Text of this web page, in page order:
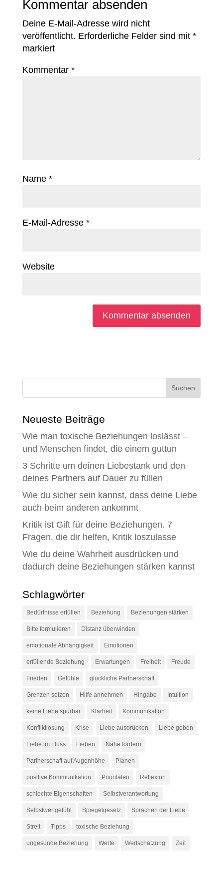
Kommentar absenden
Deine E-Mail-Adresse wird nicht
veröffentlicht. Erforderliche Felder sind mit *
markiert
Kommentar *
Name *
E-Mail-Adresse *
Website
Neueste Beiträge
Wie man toxische Beziehungen loslässt –
und Menschen findet, die einem guttun
3 Schritte um deinen Liebestank und den
deines Partners auf Dauer zu füllen
Wie du sicher sein kannst, dass deine Liebe
auch beim anderen ankommt
Kritik ist Gift für deine Beziehungen. 7
Fragen, die dir helfen, Kritik loszulasse
Wie du deine Wahrheit ausdrücken und
dadurch deine Beziehungen stärken kannst
Schlagwörter
Bedürfnisse erfüllen Beziehung Beziehungen stärken
Bitte formulieren Distanz überwinden
emotionale Abhängigkeit Emotionen
erfüllende Beziehung Erwartungen Freiheit Freude
Frieden Gefühle glückliche Partnerschaft
Grenzen setzen Hilfe annehmen Hingabe Intuition
keine Liebe spürbar Klarheit Kommunikation
Konfliktlösung Krise Liebe ausdrücken Liebe geben
Liebe im Fluss Lieben Nähe fördern
Partnerschaft auf Augenhöhe Planen
positive Kommunikation Prioritäten Reflexion
schlechte Eigenschaften Selbstverantwortung
Selbstwertgefühl Spiegelgesetz Sprachen der Liebe
Streit Tipps toxische Beziehung
ungesunde Beziehung Werte Wertschätzung Zeit